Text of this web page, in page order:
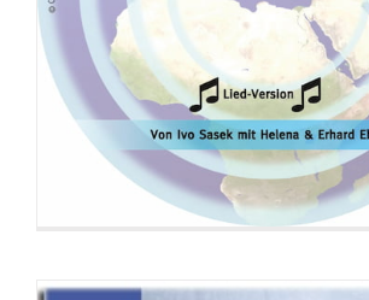
CD: Beziehung zu Gott